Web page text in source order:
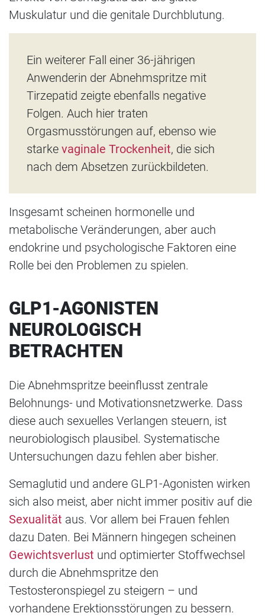
Muskulatur und die genitale Durchblutung.
Ein weiterer Fall einer 36-jährigen
Anwenderin der Abnehmspritze mit
Tirzepatid zeigte ebenfalls negative
Folgen. Auch hier traten
Orgasmusstörungen auf, ebenso wie
starke vaginale Trockenheit, die sich
nach dem Absetzen zurückbildeten.
Insgesamt scheinen hormonelle und
metabolische Veränderungen, aber auch
endokrine und psychologische Faktoren eine
Rolle bei den Problemen zu spielen.
GLP1-AGONISTEN
NEUROLOGISCH
BETRACHTEN
Die Abnehmspritze beeinflusst zentrale
Belohnungs- und Motivationsnetzwerke. Dass
diese auch sexuelles Verlangen steuern, ist
neurobiologisch plausibel. Systematische
Untersuchungen dazu fehlen aber bisher.
Semaglutid und andere GLP1-Agonisten wirken
sich also meist, aber nicht immer positiv auf die
Sexualität aus. Vor allem bei Frauen fehlen
dazu Daten. Bei Männern hingegen scheinen
Gewichtsverlust und optimierter Stoffwechsel
durch die Abnehmspritze den
Testosteronspiegel zu steigern – und
vorhandene Erektionsstörungen zu bessern.